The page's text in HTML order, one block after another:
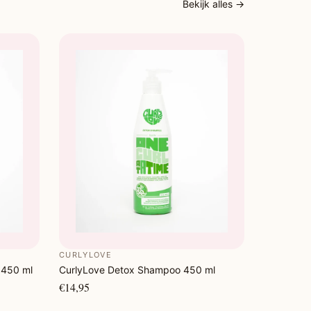
Bekijk alles →
ml
CURLYLOVE
CurlyLove Detox Shampoo 450 ml
€14,95